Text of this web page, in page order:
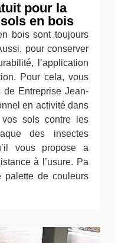
pour la
en bois
bois sont toujours
pour conserver
l’application
Pour cela, vous
Entreprise Jean-
en activité dans
sols contre les
des insectes
vous propose a
à l’usure. Pa
palette de couleurs